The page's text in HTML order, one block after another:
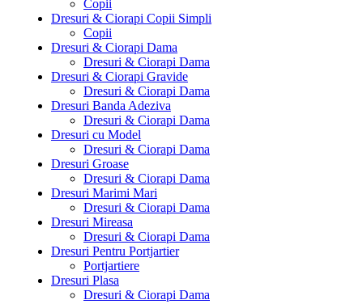
Copii
Dresuri & Ciorapi Copii Simpli
Copii
Dresuri & Ciorapi Dama
Dresuri & Ciorapi Dama
Dresuri & Ciorapi Gravide
Dresuri & Ciorapi Dama
Dresuri Banda Adeziva
Dresuri & Ciorapi Dama
Dresuri cu Model
Dresuri & Ciorapi Dama
Dresuri Groase
Dresuri & Ciorapi Dama
Dresuri Marimi Mari
Dresuri & Ciorapi Dama
Dresuri Mireasa
Dresuri & Ciorapi Dama
Dresuri Pentru Portjartier
Portjartiere
Dresuri Plasa
Dresuri & Ciorapi Dama